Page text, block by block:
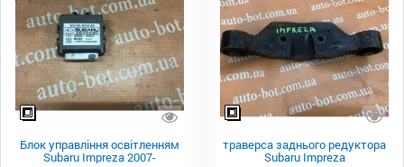
Блок управління освітленням
Subaru Impreza 2007-
траверса заднього редуктора
Subaru Impreza